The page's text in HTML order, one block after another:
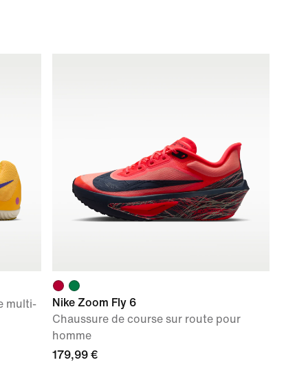
multi-
Nike Zoom Fly 6
Chaussure de course sur route pour
homme
179,99 €